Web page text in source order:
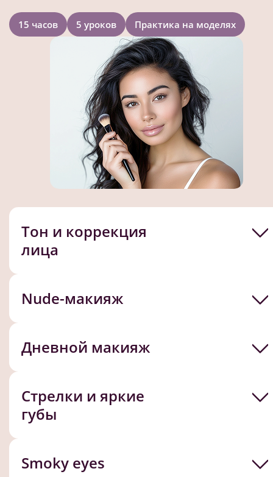
15 часов 5 уроков Практика на моделях
Тон и коррекция
лица
Nude-макияж
Дневной макияж
Стрелки и яркие
губы
Smoky eyes